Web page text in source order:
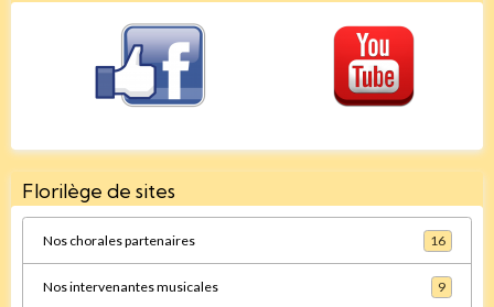
Florilège de sites
Nos chorales partenaires 16
Nos intervenantes musicales 9